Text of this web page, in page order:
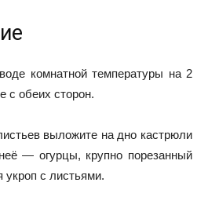
комнатной температуры на 2
с обеих сторон.
выложите на дно кастрюли
— огурцы, крупно порезанный
укроп с листьями.